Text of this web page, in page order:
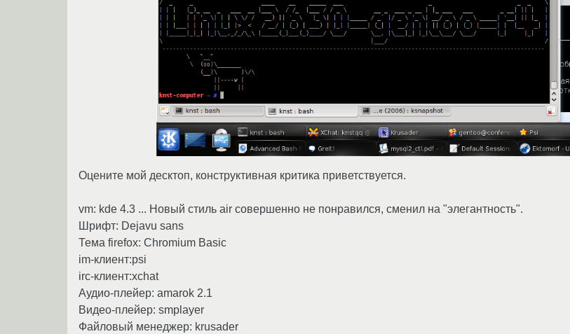
Оцените мой десктоп, конструктивная критика приветствуется.
vm: kde 4.3 ... Новый стиль air совершенно не понравился, сменил на "элегантность".
Шрифт: Dejavu sans
Тема firefox: Chromium Basic
im-клиент:psi
irc-клиент:xchat
Аудио-плейер: amarok 2.1
Видео-плейер: smplayer
Файловый менеджер: krusader